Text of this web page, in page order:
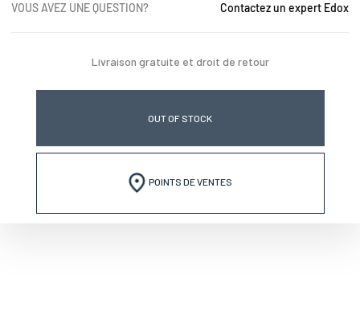
VOUS AVEZ UNE QUESTION? Contactez un expert Edox
Livraison gratuite et droit de retour
OUT OF STOCK
POINTS DE VENTES